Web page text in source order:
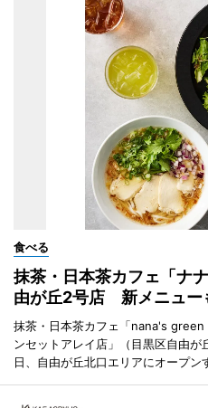
食べる
抹茶・日本茶カフェ「ナ
由が丘2号店 新メニュー
抹茶・日本茶カフェ「nana's
ンセットアレイ店」（目黒区自由
日、自由が丘北口エリアにオープン